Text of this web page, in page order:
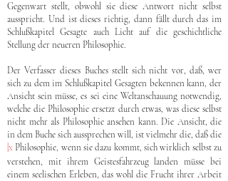
Gegenwart stellt, obwohl sie diese Antwort nicht selbst
ausspricht. Und ist dieses richtig, dann fällt durch das im
Schlußkapitel Gesagte auch Licht auf die geschichtliche
Stellung der neueren Philosophie.
Der Verfasser dieses Buches stellt sich nicht vor, daß, wer
sich zu dem im Schlußkapitel Gesagten bekennen kann, der
Ansicht sein müsse, es sei eine Weltanschauung notwendig,
welche die Philosophie ersetzt durch etwas, was diese selbst
nicht mehr als Philosophie ansehen kann. Die Ansicht, die
in dem Buche sich aussprechen will, ist vielmehr die, daß die
X Philosophie, wenn sie dazu kommt, sich wirklich selbst zu
verstehen, mit ihrem Geistesfahrzeug landen müsse bei
einem seelischen Erleben, das wohl die Frucht ihrer Arbeit